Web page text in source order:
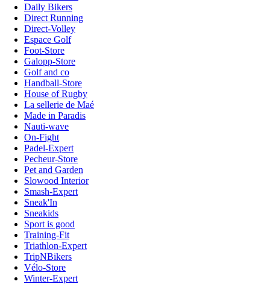
Daily Bikers
Direct Running
Direct-Volley
Espace Golf
Foot-Store
Galopp-Store
Golf and co
Handball-Store
House of Rugby
La sellerie de Maé
Made in Paradis
Nauti-wave
On-Fight
Padel-Expert
Pecheur-Store
Pet and Garden
Slowood Interior
Smash-Expert
Sneak'In
Sneakids
Sport is good
Training-Fit
Triathlon-Expert
TripNBikers
Vélo-Store
Winter-Expert